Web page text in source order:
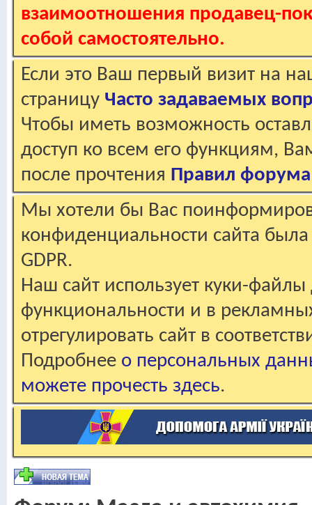
взаимоотношения продавец-
собой самостоятельно.
Если это Ваш первый визит на
страницу Часто задаваемых
Чтобы иметь возможность
доступ ко всем его функциям,
после прочтения Правил форума
Мы хотели бы Вас
конфиденциальности сайта
GDPR.
Наш сайт использует куки-файлы
функциональности и в
отрегулировать сайт в
Подробнее о персональных
можете прочесть здесь.